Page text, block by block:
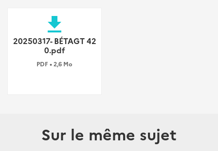
file_download
20250317- BÉTAGT 42
0.pdf
PDF • 2,6 Mo
Sur le même sujet